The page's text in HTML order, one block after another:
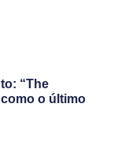
“The
o último